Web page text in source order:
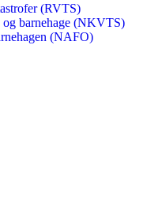
(RVTS)
barnehage (NKVTS)
(NAFO)